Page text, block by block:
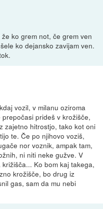
ko grem not, če grem ven
ko dejansko zavijam ven.
vozil, v milanu oziroma
prideš v krožišče,
zajetno hitrostjo, tako kot oni
te. Če po njihovo voziš,
nor voznik, ampak tam,
ni niti neke gužve. V
Ko bom kaj takega,
krožišče, bo drug iz
gas, sam da mu nebi